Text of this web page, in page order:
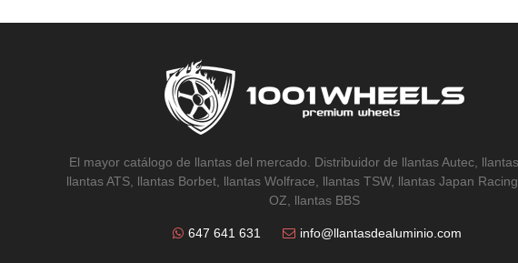
El mayor catálogo de llantas del mercado. Distribuidor de llantas Autec, llantas
llantas ATS, llantas Borbet, llantas Wolfrace, llantas TSW, llantas Japan
OZ, llantas BBS
647 641 631 info@llantasdealuminio.com